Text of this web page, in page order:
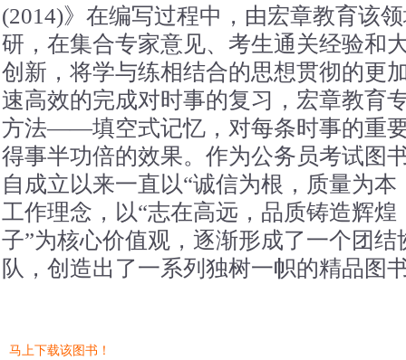
(2014)》在编写过程中，由宏章教育该
研，在集合专家意见、考生通关经验和
创新，将学与练相结合的思想贯彻的更
速高效的完成对时事的复习，宏章教育
方法——填空式记忆，对每条时事的重
得事半功倍的效果。作为公务员考试图
自成立以来一直以“诚信为根，质量为
工作理念，以“志在高远，品质铸造辉
子”为核心价值观，逐渐形成了一个团
队，创造出了一系列独树一帜的精品图
马上下载该图书！